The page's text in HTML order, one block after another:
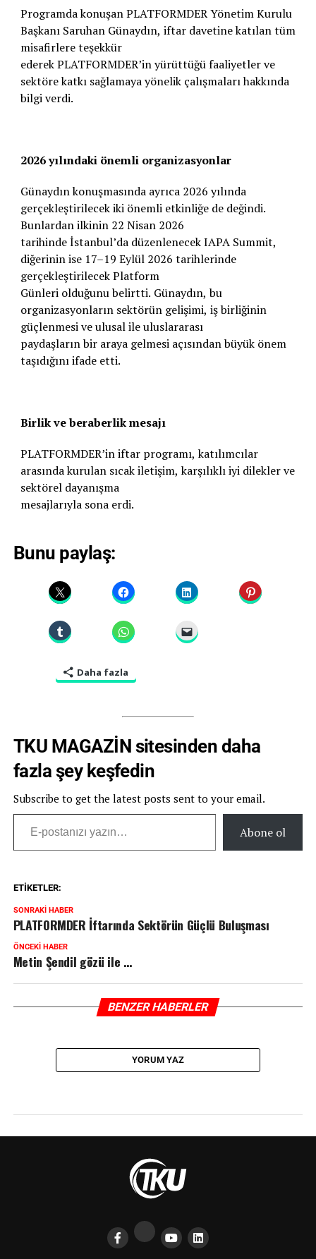
Programda konuşan PLATFORMDER Yönetim Kurulu
Başkanı Saruhan Günaydın, iftar davetine katılan tüm
misafirlere teşekkür
ederek PLATFORMDER’in yürüttüğü faaliyetler ve
sektöre katkı sağlamaya yönelik çalışmaları hakkında
bilgi verdi.
2026 yılındaki önemli organizasyonlar
Günaydın konuşmasında ayrıca 2026 yılında
gerçekleştirilecek iki önemli etkinliğe de değindi.
Bunlardan ilkinin 22 Nisan 2026
tarihinde İstanbul’da düzenlenecek IAPA Summit,
diğerinin ise 17–19 Eylül 2026 tarihlerinde
gerçekleştirilecek Platform
Günleri olduğunu belirtti. Günaydın, bu
organizasyonların sektörün gelişimi, iş birliğinin
güçlenmesi ve ulusal ile uluslararası
paydaşların bir araya gelmesi açısından büyük önem
taşıdığını ifade etti.
Birlik ve beraberlik mesajı
PLATFORMDER’in iftar programı, katılımcılar
arasında kurulan sıcak iletişim, karşılıklı iyi dilekler ve
sektörel dayanışma
mesajlarıyla sona erdi.
Bunu paylaş:
Daha fazla
TKU MAGAZİN sitesinden daha
fazla şey keşfedin
Subscribe to get the latest posts sent to your email.
Abone ol
ETIKETLER:
SONRAKI HABER
PLATFORMDER İftarında Sektörün Güçlü Buluşması
ÖNCEKI HABER
Metin Şendil gözü ile …
BENZER HABERLER
YORUM YAZ